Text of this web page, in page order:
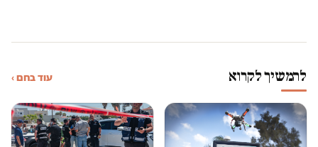
להמשיך לקרוא עוד בחם ›